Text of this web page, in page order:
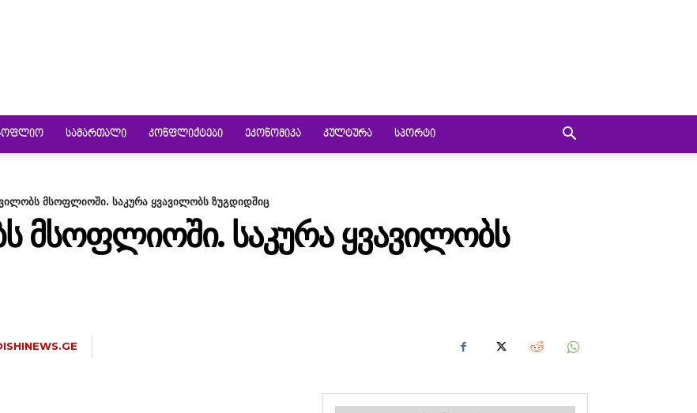
ᲡᲐᲛᲐᲠᲗᲐᲚᲘ ᲙᲝᲜᲤᲚᲘᲥᲢᲔᲑᲘ ᲔᲙᲝᲜᲝᲛᲘᲙᲐ ᲙᲣᲚᲢᲣᲠᲐ ᲡᲞᲝᲠᲢᲘ
მსოფლიოში. საკურა ყვავილობს ზუგდიდშიც
ᲛᲡᲝᲤᲚᲘᲝᲨᲘ. ᲡᲐᲙᲣᲠᲐ ᲧᲕᲐᲕᲘᲚᲝᲑᲡ